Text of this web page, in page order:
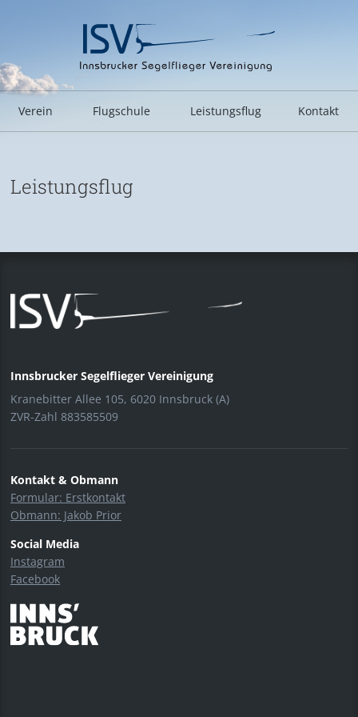
Verein Flugschule Leistungsflug Kontakt
Leistungsflug
Innsbrucker Segelflieger Vereinigung
Kranebitter Allee 105, 6020 Innsbruck (A)
ZVR-Zahl 883585509
Kontakt & Obmann
Formular: Erstkontakt
Obmann: Jakob Prior
Social Media
Instagram
Facebook